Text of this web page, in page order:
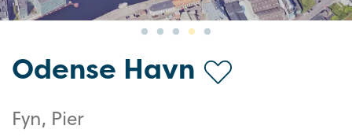
Odense Havn
Fyn, Pier